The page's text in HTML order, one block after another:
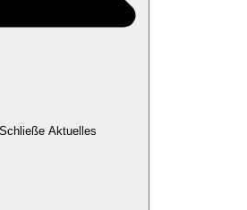
Schließe Aktuelles